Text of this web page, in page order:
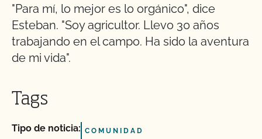
"Para mí, lo mejor es lo orgánico", dice
Esteban. "Soy agricultor. Llevo 30 años
trabajando en el campo. Ha sido la aventura
de mi vida".
Tags
Tipo de noticia: COMUNIDAD